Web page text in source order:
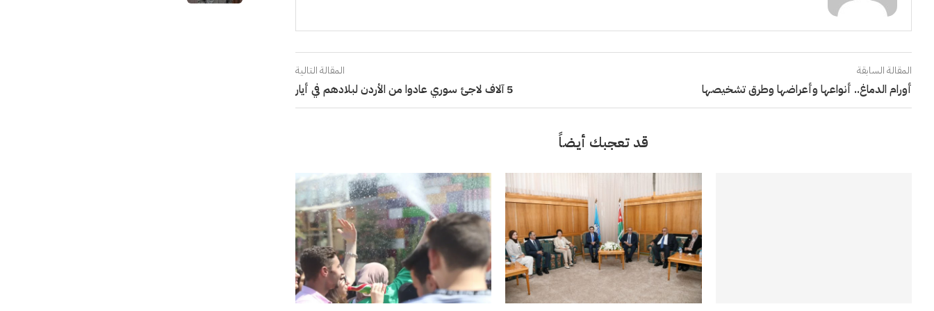
المقالة السابقة
أورام الدماغ.. أنواعها وأعراضها وطرق تشخيصها
المقالة التالية
5 آلاف لاجئ سوري عادوا من الأردن لبلادهم في أيار
قد تعجبك أيضاً